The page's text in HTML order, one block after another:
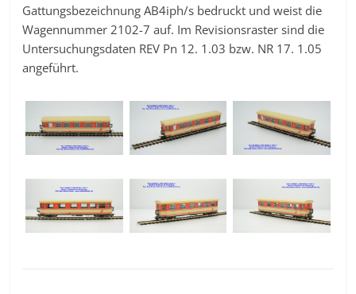
Gattungsbezeichnung AB4iph/s bedruckt und weist die
Wagennummer 2102-7 auf. Im Revisionsraster sind die
Untersuchungsdaten REV Pn 12. 1.03 bzw. NR 17. 1.05
angeführt.